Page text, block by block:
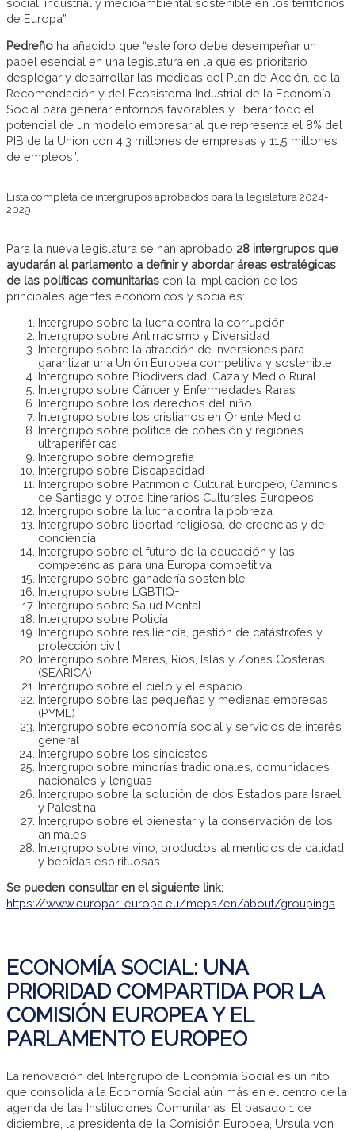
de Europa”.
Pedreño ha añadido que “este foro debe desempeñar un
papel esencial en una legislatura en la que es prioritario
desplegar y desarrollar las medidas del Plan de Acción, de la
Recomendación y del Ecosistema Industrial de la Economía
Social para generar entornos favorables y liberar todo el
potencial de un modelo empresarial que representa el 8% del
PIB de la Union con 4,3 millones de empresas y 11,5 millones
de empleos”.
Lista completa de intergrupos aprobados para la legislatura 2024-
2029
Para la nueva legislatura se han aprobado 28 intergrupos que
ayudarán al parlamento a definir y abordar áreas estratégicas
de las políticas comunitarias con la implicación de los
principales agentes económicos y sociales:
Intergrupo sobre la lucha contra la corrupción
Intergrupo sobre Antirracismo y Diversidad
Intergrupo sobre la atracción de inversiones para
garantizar una Unión Europea competitiva y sostenible
Intergrupo sobre Biodiversidad, Caza y Medio Rural
Intergrupo sobre Cáncer y Enfermedades Raras
Intergrupo sobre los derechos del niño
Intergrupo sobre los cristianos en Oriente Medio
Intergrupo sobre política de cohesión y regiones
ultraperiféricas
Intergrupo sobre demografía
Intergrupo sobre Discapacidad
Intergrupo sobre Patrimonio Cultural Europeo, Caminos
de Santiago y otros Itinerarios Culturales Europeos
Intergrupo sobre la lucha contra la pobreza
Intergrupo sobre libertad religiosa, de creencias y de
conciencia
Intergrupo sobre el futuro de la educación y las
competencias para una Europa competitiva
Intergrupo sobre ganadería sostenible
Intergrupo sobre LGBTIQ+
Intergrupo sobre Salud Mental
Intergrupo sobre Policía
Intergrupo sobre resiliencia, gestión de catástrofes y
protección civil
Intergrupo sobre Mares, Ríos, Islas y Zonas Costeras
(SEARICA)
Intergrupo sobre el cielo y el espacio
Intergrupo sobre las pequeñas y medianas empresas
(PYME)
Intergrupo sobre economía social y servicios de interés
general
Intergrupo sobre los sindicatos
Intergrupo sobre minorías tradicionales, comunidades
nacionales y lenguas
Intergrupo sobre la solución de dos Estados para Israel
y Palestina
Intergrupo sobre el bienestar y la conservación de los
animales
Intergrupo sobre vino, productos alimenticios de calidad
y bebidas espirituosas
Se pueden consultar en el siguiente link:
https://www.europarl.europa.eu/meps/en/about/groupings
ECONOMÍA SOCIAL: UNA
PRIORIDAD COMPARTIDA POR LA
COMISIÓN EUROPEA Y EL
PARLAMENTO EUROPEO
La renovación del Intergrupo de Economía Social es un hito
que consolida a la Economía Social aún más en el centro de la
agenda de las Instituciones Comunitarias. El pasado 1 de
diciembre, la presidenta de la Comisión Europea, Ursula von